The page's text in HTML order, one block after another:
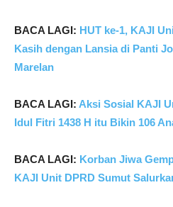
BACA LAGI: HUT ke-1, KAJI
Kasih dengan Lansia di Panti
Marelan
BACA LAGI: Aksi Sosial KAJI
Idul Fitri 1438 H itu Bikin 106
BACA LAGI: Korban Jiwa
KAJI Unit DPRD Sumut